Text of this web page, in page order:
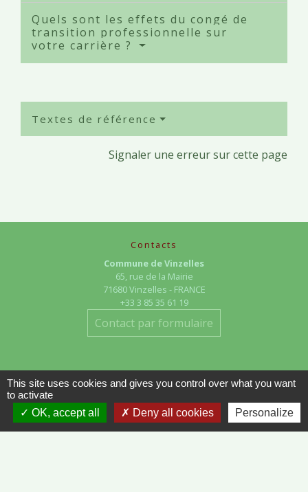
Quels sont les effets du congé de
transition professionnelle sur
votre carrière ?
Textes de référence
Signaler une erreur sur cette page
Contacts
Commune de Vinzelles
65, rue de la Mairie
71680 Vinzelles - FRANCE
+33 3 85 35 61 19
Contact par formulaire
Liens
This site uses cookies and gives you control over what you want
to activate
OK, accept all
Deny all cookies Personalize